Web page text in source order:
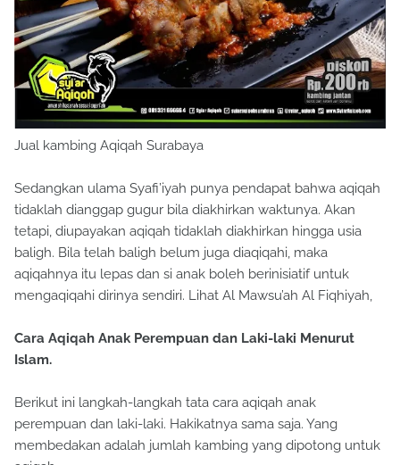
Jual kambing Aqiqah Surabaya
Sedangkan ulama Syafi’iyah punya pendapat bahwa aqiqah
tidaklah dianggap gugur bila diakhirkan waktunya. Akan
tetapi, diupayakan aqiqah tidaklah diakhirkan hingga usia
baligh. Bila telah baligh belum juga diaqiqahi, maka
aqiqahnya itu lepas dan si anak boleh berinisiatif untuk
mengaqiqahi dirinya sendiri. Lihat Al Mawsu’ah Al Fiqhiyah,
Cara Aqiqah Anak Perempuan dan Laki-laki Menurut
Islam.
Berikut ini langkah-langkah tata cara aqiqah anak
perempuan dan laki-laki. Hakikatnya sama saja. Yang
membedakan adalah jumlah kambing yang dipotong untuk